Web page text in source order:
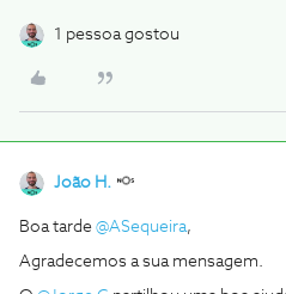
1 pessoa gostou
João H.
Boa tarde @ASequeira,
Agradecemos a sua mensagem.